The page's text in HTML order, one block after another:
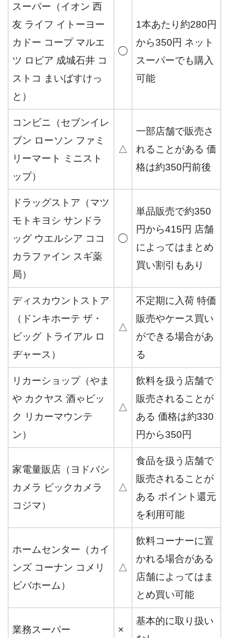
スーパー（イオン 西
友 ライフ イトーヨー
カドー コープ マルエ
ツ ロピア 成城石井 コ
ストコ まいばすけっ
と）
◯
1本あたり約280円
から350円 ネット
スーパーでも購入
可能
コンビニ（セブンイレ
ブン ローソン ファミ
リーマート ミニスト
ップ）
△
一部店舗で販売さ
れることがある 価
格は約350円前後
ドラッグストア（マツ
モトキヨシ サンドラ
ッグ ウエルシア ココ
カラファイン スギ薬
局）
◯
単品販売で約350
円から415円 店舗
によってはまとめ
買い割引もあり
ディスカウントストア
（ドンキホーテ ザ・
ビッグ トライアル ロ
ヂャース）
△
不定期に入荷 特価
販売やケース買い
ができる場合があ
る
リカーショップ（やま
や カクヤス 酒ゃビッ
ク リカーマウンテ
ン）
△
飲料を扱う店舗で
販売されることが
ある 価格は約330
円から350円
家電量販店（ヨドバシ
カメラ ビックカメラ
コジマ）
△
食品を扱う店舗で
販売されることが
ある ポイント還元
を利用可能
ホームセンター（カイ
ンズ コーナン コメリ
ビバホーム）
△
飲料コーナーに置
かれる場合がある
店舗によってはま
とめ買い可能
業務スーパー ×
基本的に取り扱い